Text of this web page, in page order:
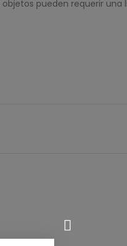
pueden requerir una